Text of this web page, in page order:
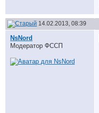
14.02.2013, 08:39
NsNord
Модератор ФССП